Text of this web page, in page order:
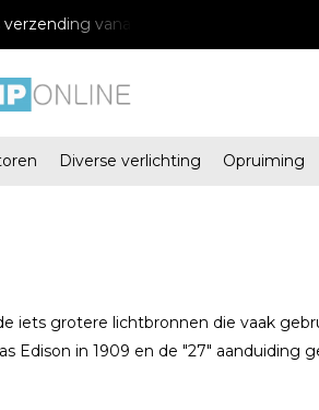
in Almere en Zaandam
Diverse verlichting Opruiming
iets grotere lichtbronnen die vaak
Edison in 1909 en de "27" aanduiding